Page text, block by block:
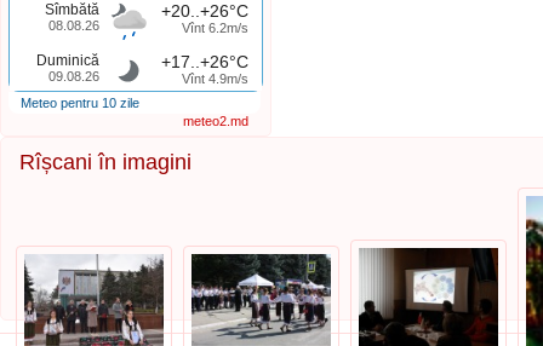
Sîmbătă
08.08.26
+20..+26°C
Vînt 6.2m/s
Duminică
09.08.26
+17..+26°C
Vînt 4.9m/s
Meteo pentru 10 zile
meteo2.md
Rîșcani în imagini